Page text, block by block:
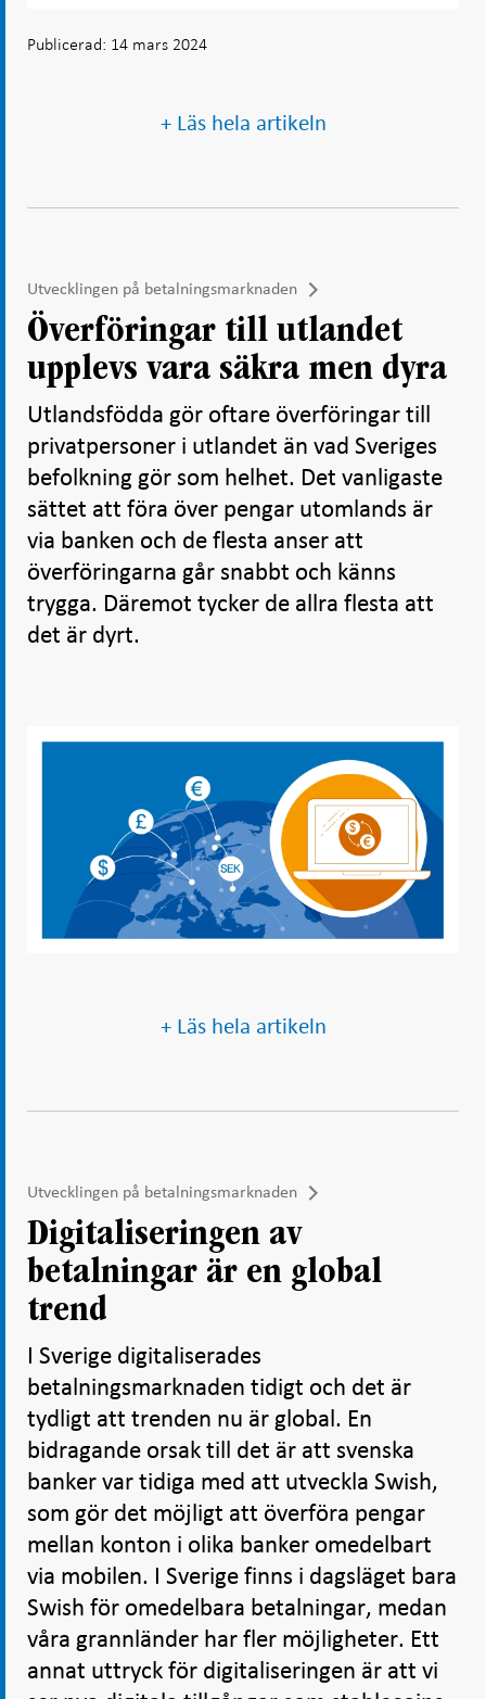
Publicerad: 14 mars 2024
+ Läs hela artikeln
Utvecklingen på betalningsmarknaden
Överföringar till utlandet
upplevs vara säkra men dyra
Utlandsfödda gör oftare överföringar till
privatpersoner i utlandet än vad Sveriges
befolkning gör som helhet. Det vanligaste
sättet att föra över pengar utomlands är
via banken och de flesta anser att
överföringarna går snabbt och känns
trygga. Däremot tycker de allra flesta att
det är dyrt.
+ Läs hela artikeln
Utvecklingen på betalningsmarknaden
Digitaliseringen av
betalningar är en global
trend
I Sverige digitaliserades
betalningsmarknaden tidigt och det är
tydligt att trenden nu är global. En
bidragande orsak till det är att svenska
banker var tidiga med att utveckla Swish,
som gör det möjligt att överföra pengar
mellan konton i olika banker omedelbart
via mobilen. I Sverige finns i dagsläget bara
Swish för omedelbara betalningar, medan
våra grannländer har fler möjligheter. Ett
annat uttryck för digitaliseringen är att vi